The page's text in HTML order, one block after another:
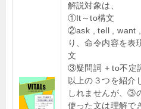
解説対象は、
①It～to構文
②ask , tell , want ,
り、命令内容を表
文
③疑問詞 + to不定
以上の３つを紹介
しれませんが、③
使った文は理解で